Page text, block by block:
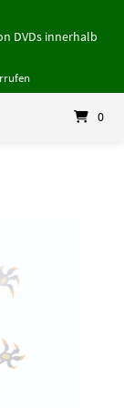
DVDs innerhalb
0